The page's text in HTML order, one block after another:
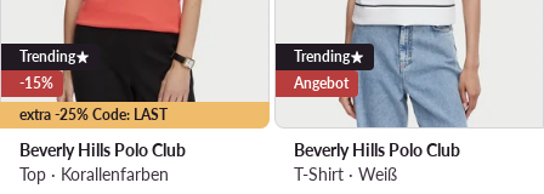
extra -25% Code: LAST
Trending
-15%
Beverly Hills Polo Club
Top · Korallenfarben
Trending
Angebot
Beverly Hills Polo Club
T-Shirt · Weiß